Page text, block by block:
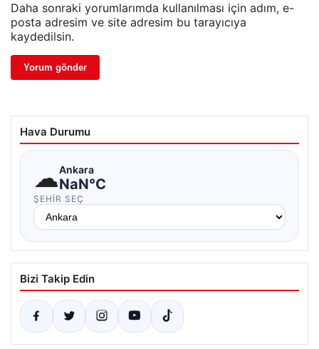
Daha sonraki yorumlarımda kullanılması için adım, e-
posta adresim ve site adresim bu tarayıcıya
kaydedilsin.
Hava Durumu
☁Ankara
NaN°C
ŞEHIR SEÇ
Bizi Takip Edin